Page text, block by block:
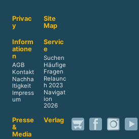
Privac
y
Site
Map
Inform
atione
n
AGB
Kontakt
Nachha
ltigkeit
Impress
um
Servic
e
Suchen
Häufige
Fragen
Relaunc
h 2023
Navigat
ion
2026
Presse
&
Media
Verlag